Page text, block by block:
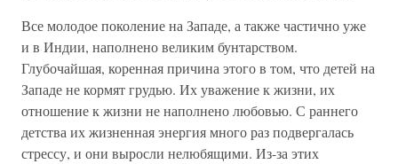
Все молодое поколение на Западе, а также частично уже
и в Индии, наполнено великим бунтарством.
Глубочайшая, коренная причина этого в том, что детей на
Западе не кормят грудью. Их уважение к жизни, их
отношение к жизни не наполнено любовью. С раннего
детства их жизненная энергия много раз подвергалась
стрессу, и они выросли нелюбящими. Из-за этих